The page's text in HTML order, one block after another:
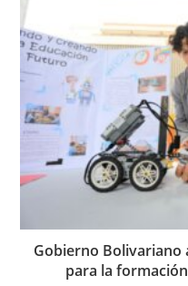
Gobierno Bolivariano
para la